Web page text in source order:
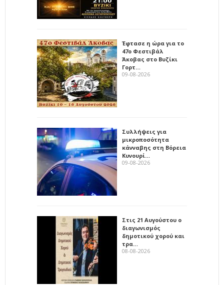
Έφτασε η ώρα για το
47ο Φεστιβάλ
Άκοβας στο Βυζίκι
Γορτ…
09-08-2026
Συλλήψεις για
μικροποσότητα
κάνναβης στη Βόρεια
Κυνουρί…
09-08-2026
Στις 21 Αυγούστου ο
διαγωνισμός
δημοτικού χορού και
τρα…
08-08-2026